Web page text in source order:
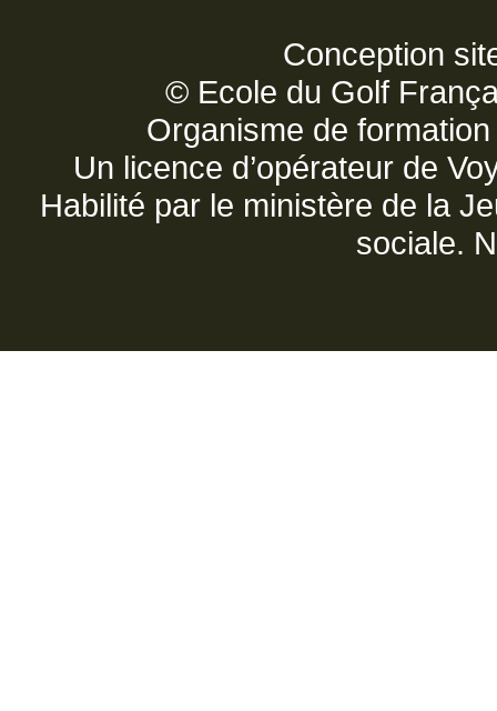
Conception
© Ecole du Golf
Organisme de
Un licence d’opérateur de
Habilité par le ministère de la
sociale.